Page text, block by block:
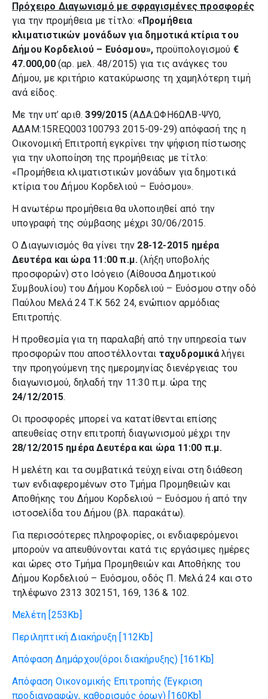
Πρόχειρο Διαγωνισμό με σφραγισμένες προσφορές
για την προμήθεια με τίτλο: «Προμήθεια
κλιματιστικών μονάδων για δημοτικά κτίρια του
Δήμου Κορδελιού – Ευόσμου», προϋπολογισμού €
47.000,00(αρ. μελ. 48/2015) για τις ανάγκες του
Δήμου, με κριτήριο κατακύρωσης τη χαμηλότερη τιμή
ανά είδος.
Με την υπ’ αριθ.399/2015 (ΑΔΑ:ΩΦΗ6ΩΛΒ-ΨΥ0,
ΑΔΑΜ:15REQ003100793 2015-09-29) απόφασή της η
Οικονομική Επιτροπή εγκρίνει την ψήφιση πίστωσης
για την υλοποίηση της προμήθειας με τίτλο:
«Προμήθεια κλιματιστικών μονάδων για δημοτικά
κτίρια του Δήμου Κορδελιού – Ευόσμου».
Η ανωτέρω προμήθεια θα υλοποιηθεί από την
υπογραφή της σύμβασης μέχρι 30/06/2015.
Ο Διαγωνισμός θα γίνει την 28-12-2015 ημέρα
Δευτέρα και ώρα 11:00 π.μ. (λήξη υποβολής
προσφορών) στο Ισόγειο (Αίθουσα Δημοτικού
Συμβουλίου) του Δήμου Κορδελιού – Ευόσμου στην οδό
Παύλου Μελά 24 Τ.Κ 562 24, ενώπιον αρμόδιας
Επιτροπής.
Η προθεσμία για τη παραλαβή από την υπηρεσία των
προσφορών που αποστέλλονται ταχυδρομικάλήγει
την προηγούμενη της ημερομηνίας διενέργειας του
διαγωνισμού, δηλαδή την 11:30 π.μ. ώρα της
24/12/2015.
Οι προσφορές μπορεί να κατατίθενται επίσης
απευθείας στην επιτροπή διαγωνισμού μέχρι την
28/12/2015 ημέρα Δευτέρα και ώρα 11:00 π.μ.
Η μελέτη και τα συμβατικά τεύχη είναι στη διάθεση
των ενδιαφερομένων στο Τμήμα Προμηθειών και
Αποθήκης του Δήμου Κορδελιού – Ευόσμου ή από την
ιστοσελίδα του Δήμου (βλ. παρακάτω).
Για περισσότερες πληροφορίες, οι ενδιαφερόμενοι
μπορούν να απευθύνονται κατά τις εργάσιμες ημέρες
και ώρες στο Τμήμα Προμηθειών και Αποθήκης του
Δήμου Κορδελιού – Ευόσμου, οδός Π. Μελά 24 και στο
τηλέφωνο 2313 302151, 169, 136 & 102.
Μελέτη [253Kb]
Περιληπτική Διακήρυξη [112Kb]
Απόφαση Δημάρχου(όροι διακήρυξης) [161Kb]
Απόφαση Οικονομικής Επιτροπής (Έγκριση
προδιαγραφών, καθορισμός όρων) [160Kb]